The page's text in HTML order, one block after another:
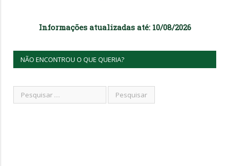
Informações atualizadas até: 10/08/2026
NÃO ENCONTROU O QUE QUERIA?